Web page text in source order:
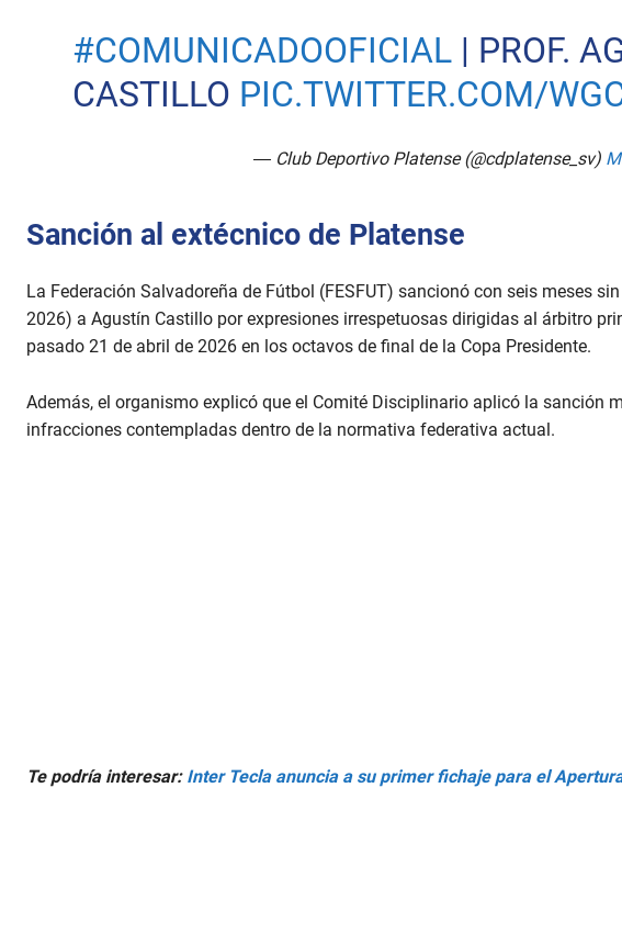
#COMUNICADOOFICIAL| PROF.
CASTILLO PIC.TWITTER.COM/
— Club Deportivo Platense (@cdplatense_sv)
Sanción al extécnico de Platense
La Federación Salvadoreña de Fútbol (FESFUT) sancionó con seis meses
2026) a Agustín Castillo por expresiones irrespetuosas dirigidas al árbitro
pasado 21 de abril de 2026 en los octavos de final de la Copa Presidente.
Además, el organismo explicó que el Comité Disciplinario aplicó la sanción
infracciones contempladas dentro de la normativa federativa actual.
Te podría interesar: Inter Tecla anuncia a su primer fichaje para el